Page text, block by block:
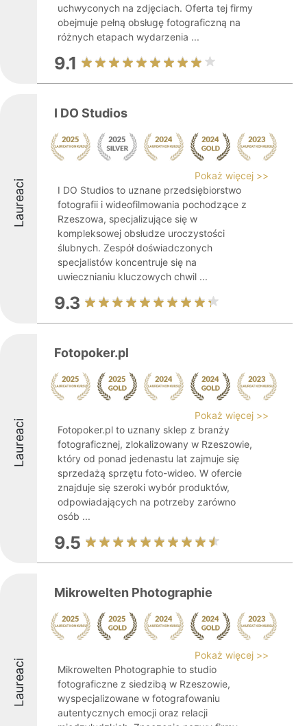
uchwyconych na zdjęciach. Oferta tej firmy
obejmuje pełną obsługę fotograficzną na
różnych etapach wydarzenia ...
9.1
Laureaci
I DO Studios
Pokaż więcej >>
I DO Studios to uznane przedsiębiorstwo
fotografii i wideofilmowania pochodzące z
Rzeszowa, specjalizujące się w
kompleksowej obsłudze uroczystości
ślubnych. Zespół doświadczonych
specjalistów koncentruje się na
uwiecznianiu kluczowych chwil ...
9.3
Laureaci
Fotopoker.pl
Pokaż więcej >>
Fotopoker.pl to uznany sklep z branży
fotograficznej, zlokalizowany w Rzeszowie,
który od ponad jedenastu lat zajmuje się
sprzedażą sprzętu foto-wideo. W ofercie
znajduje się szeroki wybór produktów,
odpowiadających na potrzeby zarówno
osób ...
9.5
Laureaci
Mikrowelten Photographie
Pokaż więcej >>
Mikrowelten Photographie to studio
fotograficzne z siedzibą w Rzeszowie,
wyspecjalizowane w fotografowaniu
autentycznych emocji oraz relacji